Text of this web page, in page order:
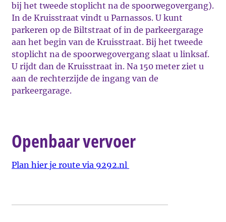
bij het tweede stoplicht na de spoorwegovergang).
In de Kruisstraat vindt u Parnassos. U kunt
parkeren op de Biltstraat of in de parkeergarage
aan het begin van de Kruisstraat. Bij het tweede
stoplicht na de spoorwegovergang slaat u linksaf.
U rijdt dan de Kruisstraat in. Na 150 meter ziet u
aan de rechterzijde de ingang van de
parkeergarage.
Openbaar vervoer
Plan hier je route via 9292.nl